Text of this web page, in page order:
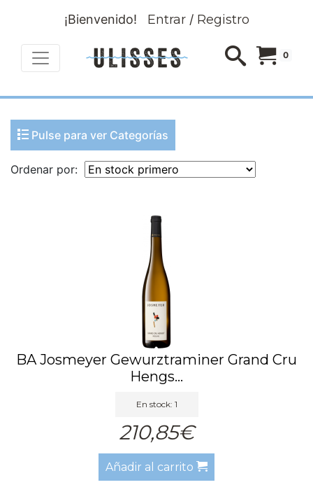
¡Bienvenido! Entrar/ Registro
0
Pulse para ver Categorías
Ordenar por:
BA Josmeyer Gewurztraminer Grand Cru
Hengs...
En stock: 1
210,85€
Añadir al carrito